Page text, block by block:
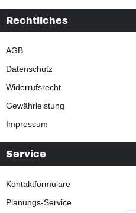
Rechtliches
AGB
Datenschutz
Widerrufsrecht
Gewährleistung
Impressum
Service
Kontaktformulare
Planungs-Service